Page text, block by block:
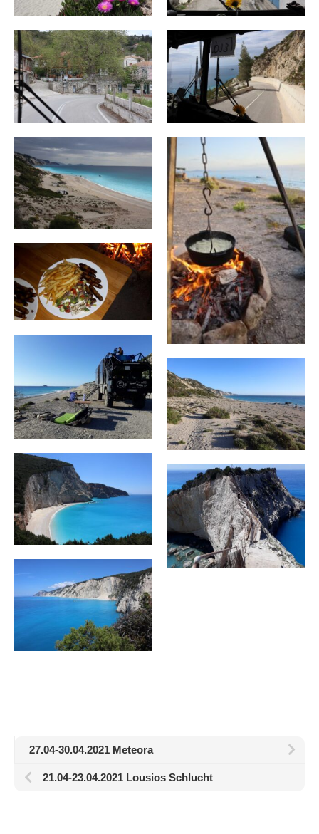
27.04-30.04.2021 Meteora
21.04-23.04.2021 Lousios Schlucht